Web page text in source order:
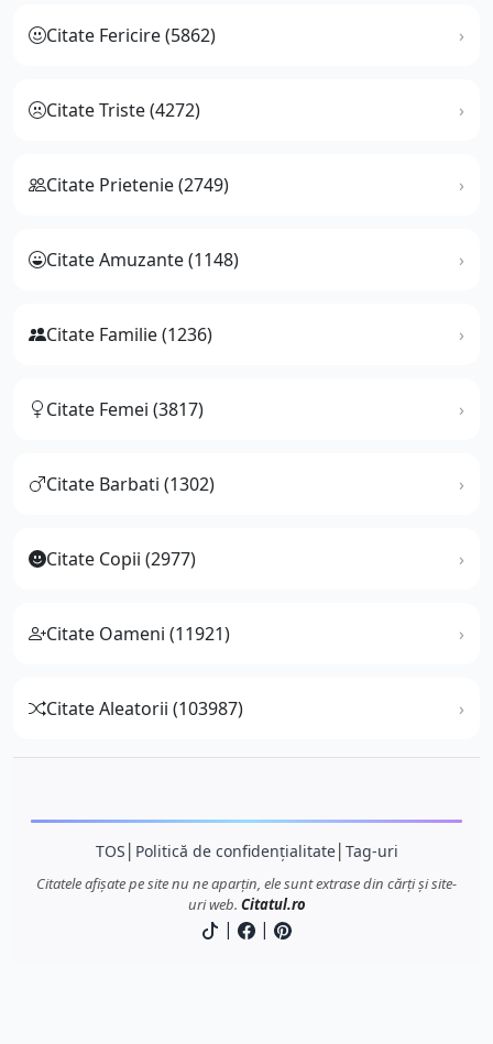
Citate Fericire (5862)
Citate Triste (4272)
Citate Prietenie (2749)
Citate Amuzante (1148)
Citate Familie (1236)
Citate Femei (3817)
Citate Barbati (1302)
Citate Copii (2977)
Citate Oameni (11921)
Citate Aleatorii (103987)
TOS Politică de confidențialitate│ Tag-uri
Citatele afișate pe site nu ne aparțin, ele sunt extrase din cărți și site-
uri web. Citatul.ro
| |